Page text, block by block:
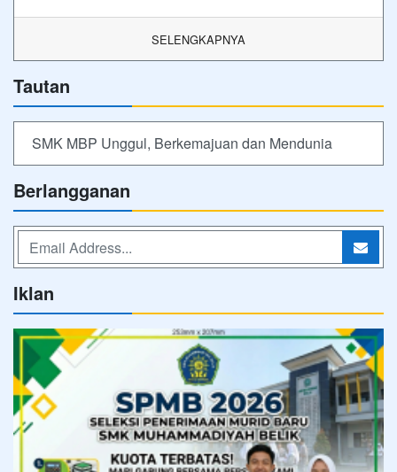
SELENGKAPNYA
Tautan
SMK MBP Unggul, Berkemajuan dan Mendunia
Berlangganan
Iklan